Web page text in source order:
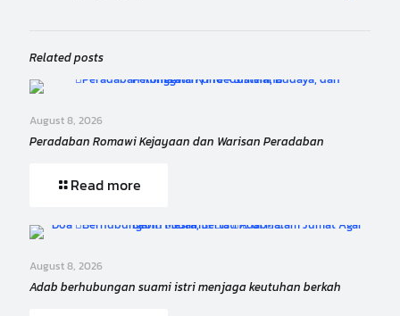
Related posts
August 8, 2026
Peradaban Romawi Kejayaan dan Warisan Peradaban
Read more
August 8, 2026
Adab berhubungan suami istri menjaga keutuhan berkah